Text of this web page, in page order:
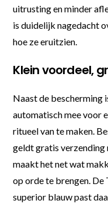
uitrusting en minder
is duidelijk nagedacht
hoe ze eruitzien.
Klein voordeel,
Naast de bescherming
automatisch mee voor
ritueel van te maken.
geldt gratis verzending
maakt het net wat
op orde te brengen. De
superior blauw past